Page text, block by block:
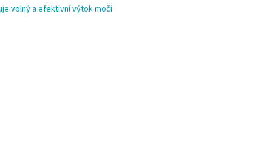
volný a efektivní výtok moči